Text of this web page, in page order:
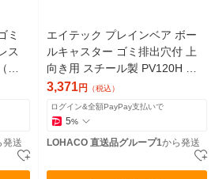
ミ
ス
直
発送
エイテック プレインベア ボー
ルキャスター ゴミ排出穴付 上
向き用 スチール製 PV120H 許
容荷重200kg 1個 856-0257（直
送品）
3,371円 （税込）
ログイン&全額PayPay支払いで
5%
LOHACO 直送品グループ1から発送